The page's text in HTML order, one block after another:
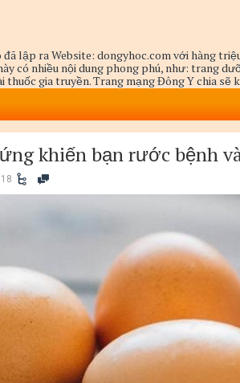
lập ra Website: dongyhoc.com với hàng
có nhiều nội dung phong phú, như: trang
thuốc gia truyền. Trang mạng Đông Y chia sẽ
Trị Bệnh Mục tiêu của người thầy hành y là
pháp để điều trị một cách toàn diện,
khiến bạn rước bệnh